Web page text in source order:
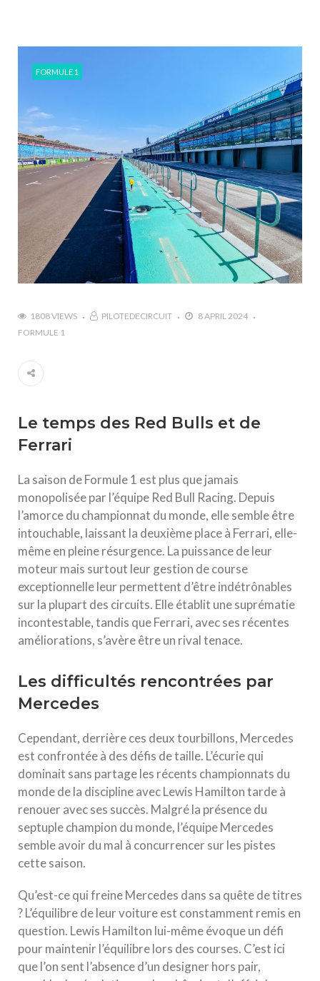
FORMULE 1
1808 VIEWS PILOTEDECIRCUIT
8 APRIL 2024
FORMULE 1
Le temps des Red Bulls et de
Ferrari
La saison de Formule 1 est plus que jamais
monopolisée par l’équipe Red Bull Racing. Depuis
l’amorce du championnat du monde, elle semble être
intouchable, laissant la deuxième place à Ferrari, elle-
même en pleine résurgence. La puissance de leur
moteur mais surtout leur gestion de course
exceptionnelle leur permettent d’être indétrônables
sur la plupart des circuits. Elle établit une suprématie
incontestable, tandis que Ferrari, avec ses récentes
améliorations, s’avère être un rival tenace.
Les difficultés rencontrées par
Mercedes
Cependant, derrière ces deux tourbillons, Mercedes
est confrontée à des défis de taille. L’écurie qui
dominait sans partage les récents championnats du
monde de la discipline avec Lewis Hamilton tarde à
renouer avec ses succès. Malgré la présence du
septuple champion du monde, l’équipe Mercedes
semble avoir du mal à concurrencer sur les pistes
cette saison.
Qu’est-ce qui freine Mercedes dans sa quête de titres
? L’équilibre de leur voiture est constamment remis en
question. Lewis Hamilton lui-même évoque un défi
pour maintenir l’équilibre lors des courses. C’est ici
que l’on sent l’absence d’un designer hors pair,